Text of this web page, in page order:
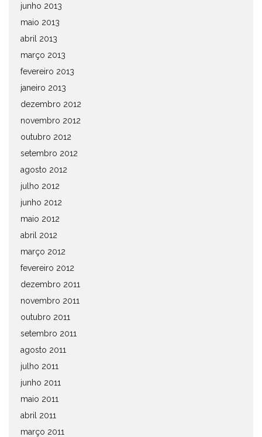
junho 2013
maio 2013
abril 2013
março 2013
fevereiro 2013
janeiro 2013
dezembro 2012
novembro 2012
outubro 2012
setembro 2012
agosto 2012
julho 2012
junho 2012
maio 2012
abril 2012
março 2012
fevereiro 2012
dezembro 2011
novembro 2011
outubro 2011
setembro 2011
agosto 2011
julho 2011
junho 2011
maio 2011
abril 2011
março 2011